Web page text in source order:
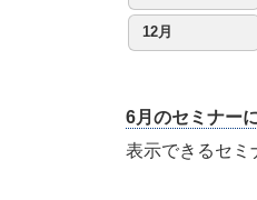
12月
6月のセミナー
表示できるセミ